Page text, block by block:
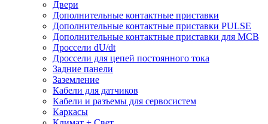
Двери
Дополнительные контактные приставки
Дополнительные контактные приставки PULSE
Дополнительные контактные приставки для MCB
Дроссели dU/dt
Дроссели для цепей постоянного тока
Задние панели
Заземление
Кабели для датчиков
Кабели и разъемы для сервосистем
Каркасы